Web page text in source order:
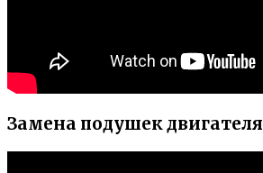
Замена подушек двигателя